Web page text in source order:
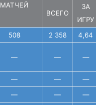
МАТЧЕЙ
ВСЕГО
ЗА
ИГРУ
508 2 358
4,64
— — —
— —
—
— —
—